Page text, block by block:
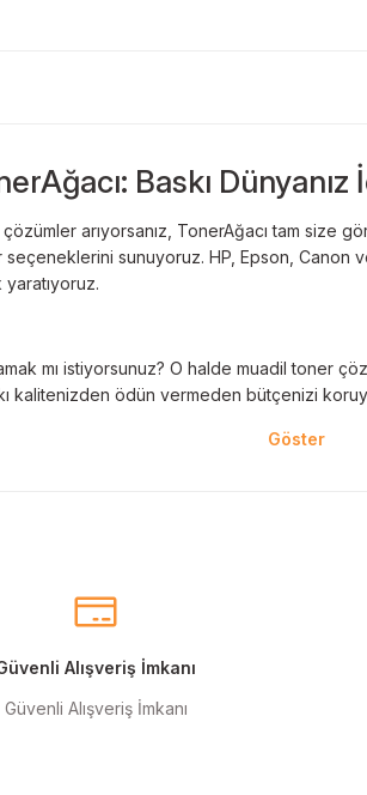
Baskı
arıyorsanız, TonerAğacı tam size
seçeneklerini sunuyoruz. HP, Epson,
yaratıyoruz.
mı istiyorsunuz? O halde muadil toner
kalitenizden ödün vermeden bütçenizi
de mevcuttur. Muadil kartuş,
Alışveriş İmkanı
Güvenli Alışveriş İmkanı